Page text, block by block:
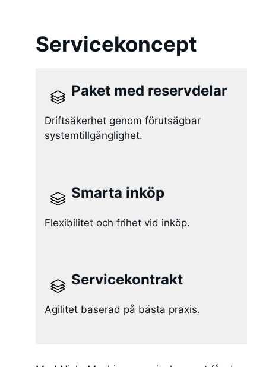
Servicekoncept
Paket med reservdelar
Driftsäkerhet genom förutsägbar
systemtillgänglighet.
Smarta inköp
Flexibilitet och frihet vid inköp.
Servicekontrakt
Agilitet baserad på bästa praxis.